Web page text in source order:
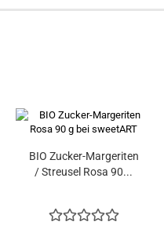
BIO Zucker-Margeriten
/ Streusel Rosa 90...